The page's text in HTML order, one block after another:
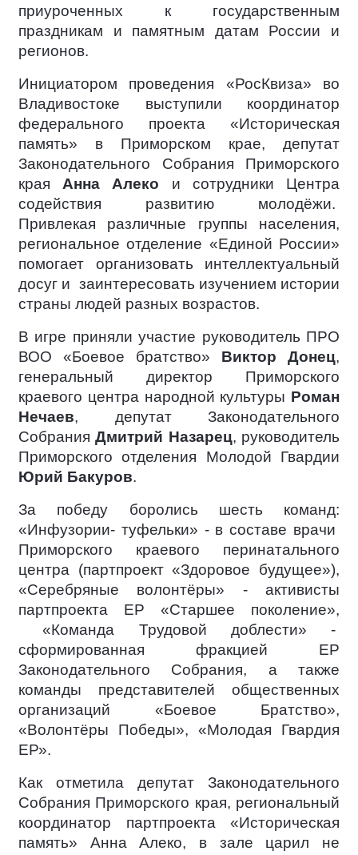
приуроченных к государственным
праздникам и памятным датам России и
регионов.
Инициатором проведения «РосКвиза» во
Владивостоке выступили координатор
федерального проекта «Историческая
память» в Приморском крае, депутат
Законодательного Собрания Приморского
края Анна Алеко и сотрудники Центра
содействия развитию молодёжи.
Привлекая различные группы населения,
региональное отделение «Единой России»
помогает организовать интеллектуальный
досуг и заинтересовать изучением истории
страны людей разных возрастов.
В игре приняли участие руководитель ПРО
ВОО «Боевое братство» Виктор Донец,
генеральный директор Приморского
краевого центра народной культуры Роман
Нечаев, депутат Законодательного
СобранияДмитрий Назарец, руководитель
Приморского отделения Молодой Гвардии
Юрий Бакуров.
За победу боролись шесть команд:
«Инфузории- туфельки» - в составе врачи
Приморского краевого перинатального
центра (партпроект «Здоровое будущее»),
«Серебряные волонтёры» - активисты
партпроекта ЕР «Старшее поколение»,
«Команда Трудовой доблести» -
сформированная
фракцией
ЕР
Законодательного Собрания, а также
команды представителей общественных
организаций «Боевое Братство»,
«Волонтёры Победы», «Молодая Гвардия
ЕР».
Как отметила депутат Законодательного
Собрания Приморского края, региональный
координатор партпроекта «Историческая
память» Анна Алеко, в зале царил не